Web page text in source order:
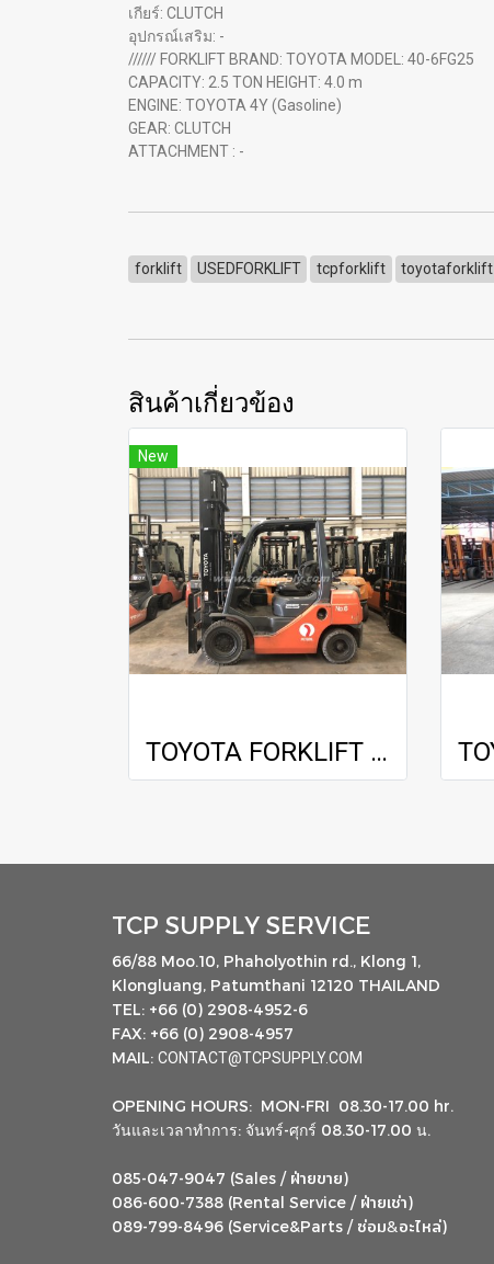
เกียร์: CLUTCH
อุปกรณ์เสริม: -
////// FORKLIFT BRAND: TOYOTA MODEL: 40-6FG25
CAPACITY: 2.5 TON HEIGHT: 4.0 m
ENGINE: TOYOTA 4Y (Gasoline)
GEAR: CLUTCH
ATTACHMENT : -
forklift USEDFORKLIFT tcpforklift toyotaforklift
สินค้าเกี่ยวข้อง
New
TOYOTA FORKLIFT / 8FG25 / 4.5 m
TCP SUPPLY SERVICE
66/88 Moo.10, Phaholyothin rd., Klong 1,
Klongluang, Patumthani 12120 THAILAND
TEL: +66 (0) 2908-4952-6
FAX: +66 (0) 2908-4957
MAIL: CONTACT@TCPSUPPLY.COM
OPENING HOURS: MON-FRI 08.30-17.00 hr.
วันและเวลาทำการ: จันทร์-ศุกร์ 08.30-17.00 น.
085-047-9047 (Sales / ฝ่ายขาย)
086-600-7388 (Rental Service / ฝ่ายเช่า)
089-799-8496 (Service&Parts / ซ่อม&อะไหล่)